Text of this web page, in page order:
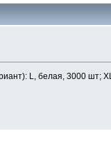
L, белая, 3000